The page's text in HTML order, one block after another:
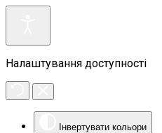
Налаштування доступності
Інвертувати кольори